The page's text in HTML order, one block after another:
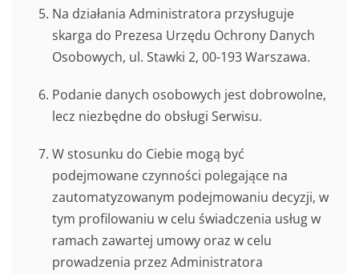
Na działania Administratora przysługuje
skarga do Prezesa Urzędu Ochrony Danych
Osobowych, ul. Stawki 2, 00-193 Warszawa.
Podanie danych osobowych jest dobrowolne,
lecz niezbędne do obsługi Serwisu.
W stosunku do Ciebie mogą być
podejmowane czynności polegające na
zautomatyzowanym podejmowaniu decyzji, w
tym profilowaniu w celu świadczenia usług w
ramach zawartej umowy oraz w celu
prowadzenia przez Administratora